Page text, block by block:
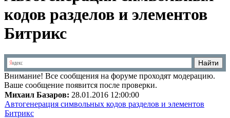
кодов разделов и элементов
Битрикс
Внимание! Все сообщения на форуме проходят модерацию.
Ваше сообщение появится после проверки.
Михаил Базаров: 28.01.2016 12:00:00
Автогенерация символьных кодов разделов и элементов
Битрикс